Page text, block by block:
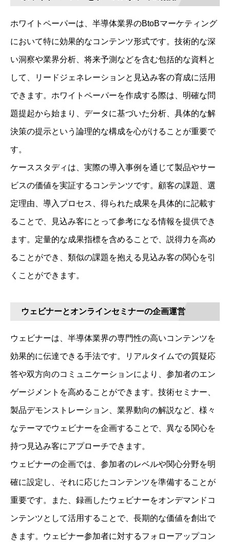
ホワイトペーパーは、半導体業界のBtoBマーケティング
において特に効果的なコンテンツ形式です。技術的な深
い洞察や業界分析、将来予測などを含む包括的な資料と
して、リードジェネレーションと見込み客の育成に活用
できます。ホワイトペーパーを作成する際は、明確な問
題提起から始まり、データに基づいた分析、具体的な解
決策の提示という論理的な構成を心がけることが重要で
す。
ケーススタディは、実際の導入事例を通じて製品やサー
ビスの価値を実証するコンテンツです。顧客の課題、選
定理由、導入プロセス、得られた成果を具体的に記載す
ることで、見込み客にとって参考になる情報を提供でき
ます。定量的な成果指標を含めることで、説得力を高め
ることができ、類似の課題を抱える見込み客の関心を引
くことができます。
ウェビナーとオンラインセミナーの企画運営
ウェビナーは、半導体業界の専門性の高いコンテンツを
効果的に伝達できる手法です。リアルタイムでの質疑応
答や双方向のコミュニケーションにより、参加者のエン
ゲージメントを高めることができます。技術セミナー、
製品デモンストレーション、業界動向の解説など、様々
なテーマでウェビナーを企画することで、異なる関心を
持つ見込み客にアプローチできます。
ウェビナーの企画では、参加者のレベルや関心分野を明
確に設定し、それに応じたコンテンツを準備することが
重要です。また、録画したウェビナーをオンデマンドコ
ンテンツとして活用することで、長期的な価値を創出で
きます。ウェビナー参加者に対するフォローアップコン